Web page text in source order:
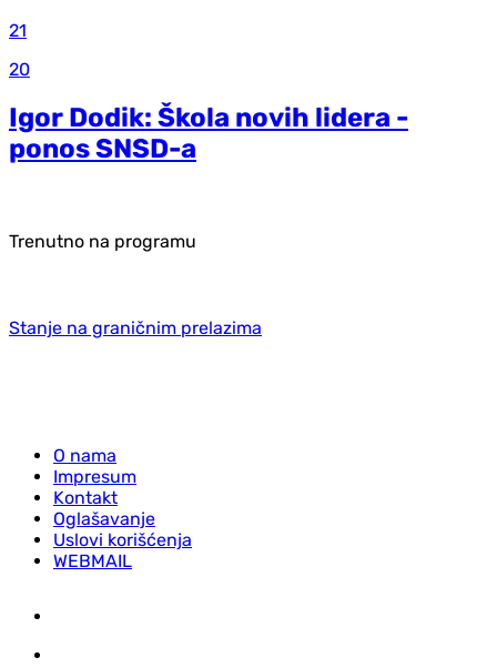
21
20
Igor Dodik: Škola novih lidera -
ponos SNSD-a
Trenutno na programu
Stanje na graničnim prelazima
O nama
Impresum
Kontakt
Oglašavanje
Uslovi korišćenja
WEBMAIL